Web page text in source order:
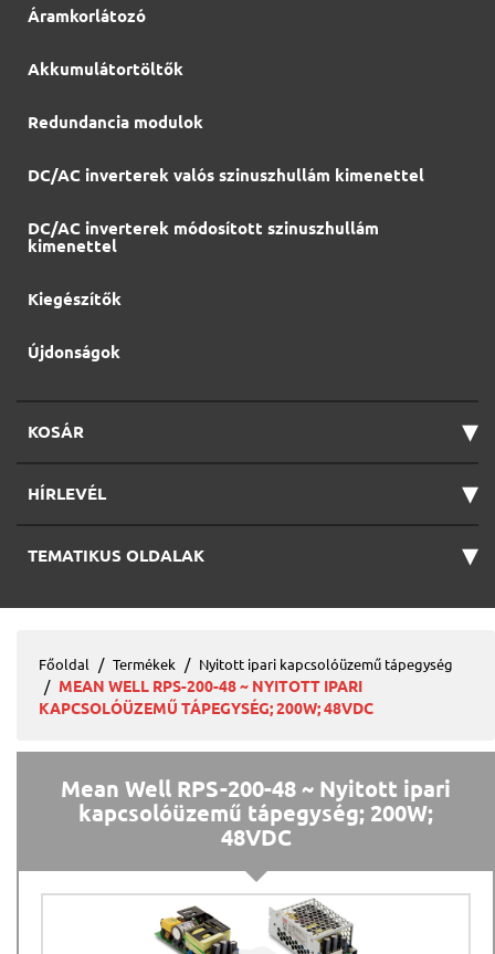
Áramkorlátozó
Akkumulátortöltők
Redundancia modulok
DC/AC inverterek valós szinuszhullám kimenettel
DC/AC inverterek módosított szinuszhullám
kimenettel
Kiegészítők
Újdonságok
KOSÁR ▾
HÍRLEVÉL ▾
TEMATIKUS OLDALAK ▾
Főoldal Termékek Nyitott ipari kapcsolóüzemű tápegység
MEAN WELL RPS-200-48 ~ NYITOTT IPARI
KAPCSOLÓÜZEMŰ TÁPEGYSÉG; 200W; 48VDC
Mean Well RPS-200-48 ~ Nyitott ipari
kapcsolóüzemű tápegység; 200W;
48VDC